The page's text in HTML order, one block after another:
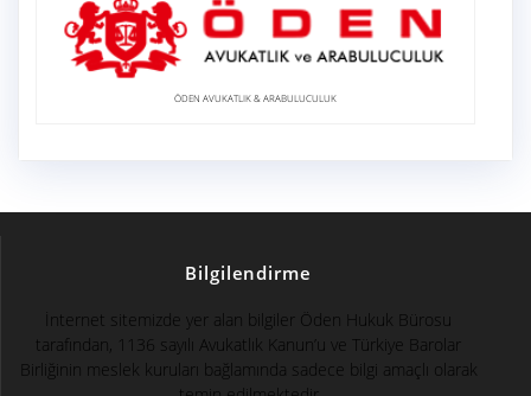
ÖDEN AVUKATLIK & ARABULUCULUK
Bilgilendirme
İnternet sitemizde yer alan bilgiler Öden Hukuk Bürosu
tarafından, 1136 sayılı Avukatlık Kanun’u ve Türkiye Barolar
Birliğinin meslek kuruları bağlamında sadece bilgi amaçlı olarak